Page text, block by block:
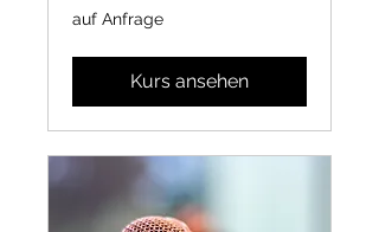
Anfrage
auf Anfrage
Kurs ansehen